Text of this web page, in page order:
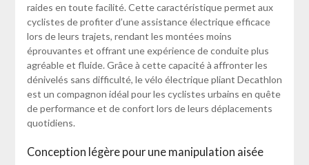
raides en toute facilité. Cette caractéristique permet aux
cyclistes de profiter d’une assistance électrique efficace
lors de leurs trajets, rendant les montées moins
éprouvantes et offrant une expérience de conduite plus
agréable et fluide. Grâce à cette capacité à affronter les
dénivelés sans difficulté, le vélo électrique pliant Decathlon
est un compagnon idéal pour les cyclistes urbains en quête
de performance et de confort lors de leurs déplacements
quotidiens.
Conception légère pour une manipulation aisée